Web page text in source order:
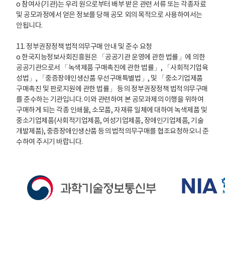
o 참여사(기관)는 우리 원으로부터 배부 받은 관련 서류 또는 각종자료
및 공모과정에서 얻은 정보를 당해 공모 외의 목적으로 사용하여서는
안됩니다.
11. 정부권장정책 법적의무구매 안내 및 준수 요청
o 한국지능정보사회진흥원은 「공공기관 운영에 관한 법률」에 의한
공공기관으로서 「녹색제품 구매촉진에 관한 법률」, 「사회적기업육
성법」, 「중증장애인생산품 우선구매특별법」, 및 「중소기업제품
구매촉진 및 판로지원에 관한 법률」 등의 정부권장정책 법적의무구매
를 준수하는 기관입니다. 이와 관련하여 본 공모과제의 이행을 위하여
구매하게 되는 각종 인쇄물, 소모품, 자재류 일체에 대하여 녹색제품 및
중소기업제품(사회적기업제품, 여성기업제품, 장애인기업제품, 기술
개발제품), 중증장애인생산품 등의 법적의무구매를 협조요청하오니 준
수하여 주시기 바랍니다.